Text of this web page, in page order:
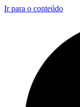
Ir para o conteúdo